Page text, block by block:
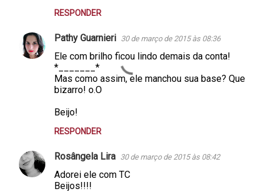
RESPONDER
Pathy Guarnieri 30 de março de 2015 às 08:36
Ele com brilho ficou lindo demais da conta!
*_______*
Mas como assim, ele manchou sua base? Que
bizarro! o.O
Beijo!
RESPONDER
Rosângela Lira 30 de março de 2015 às 08:42
Adorei ele com TC
Beijos!!!!